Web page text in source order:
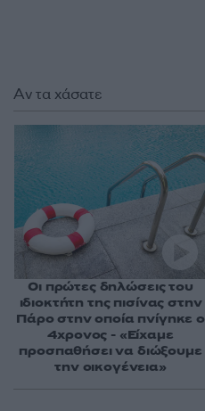
Αν τα χάσατε
Οι πρώτες δηλώσεις του
ιδιοκτήτη της πισίνας στην
Πάρο στην οποία πνίγηκε ο
4χρονος - «Είχαμε
προσπαθήσει να διώξουμε
την οικογένεια»